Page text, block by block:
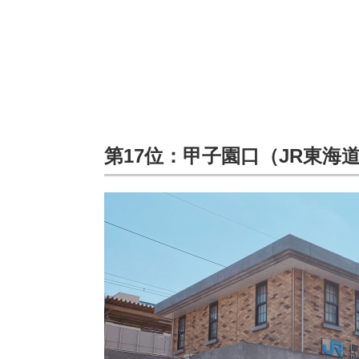
第17位：甲子園口（JR東海